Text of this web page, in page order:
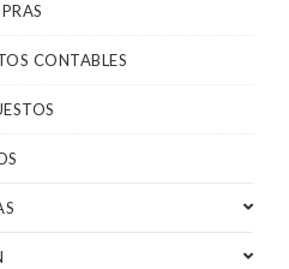
CONTABLES